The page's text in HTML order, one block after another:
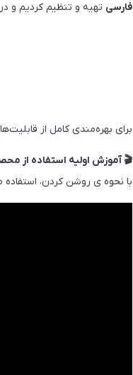
فارسی تهیه و تنظیم کردیم و
برای بهره‌مندی کامل از
🎬 آموزش اولیه استفاده از
با نحوه ی روشن‌ کردن،